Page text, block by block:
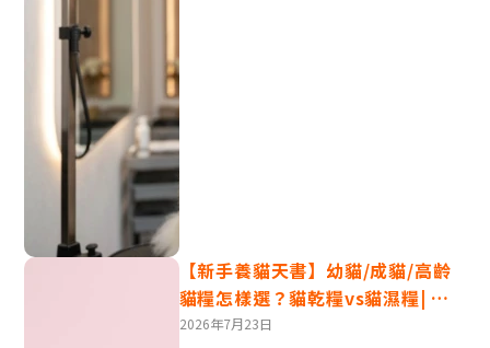
當貓咪慢慢地眨眼睛，眼睛半閉時，表示牠覺得很安心和
信任你。這是貓咪對你表達喜愛的方式。遇到這種情況，
你也可以回以慢眨眼，這樣牠會感到你們關係很好。
【新手養貓天書】幼貓/成貓/高齡
貓糧怎樣選？貓乾糧vs貓濕糧| 轉
糧方式須知
2026年7月23日